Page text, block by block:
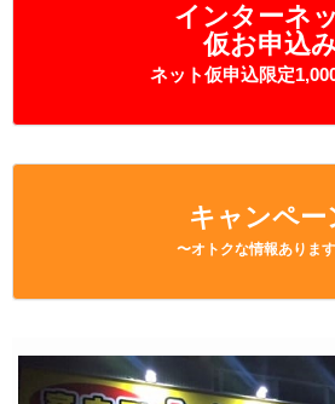
インターネ
仮お申込
ネット仮申込限定
キャンペー
〜オトクな情報ありま